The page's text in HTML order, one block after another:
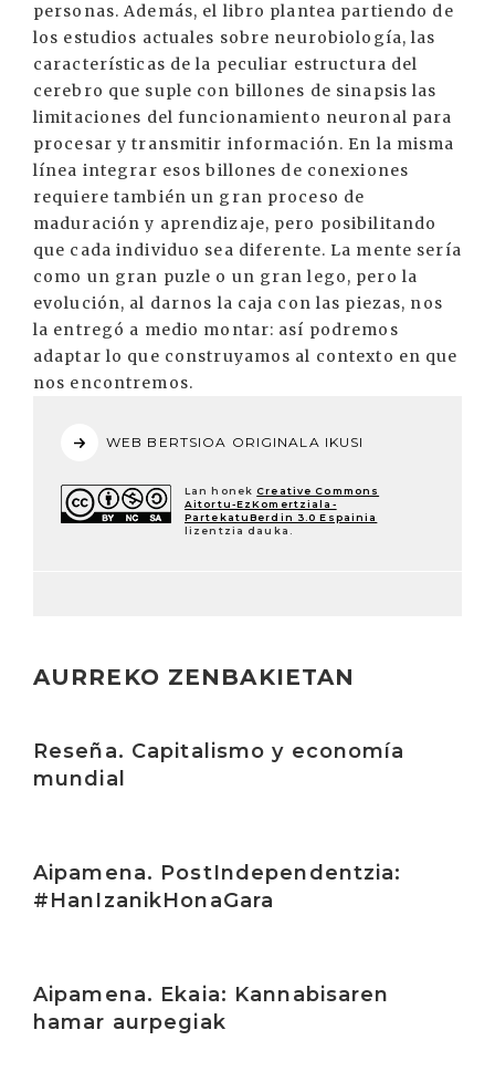
personas. Además, el libro plantea partiendo de
los estudios actuales sobre neurobiología, las
características de la peculiar estructura del
cerebro que suple con billones de sinapsis las
limitaciones del funcionamiento neuronal para
procesar y transmitir información. En la misma
línea integrar esos billones de conexiones
requiere también un gran proceso de
maduración y aprendizaje, pero posibilitando
que cada individuo sea diferente. La mente sería
como un gran puzle o un gran lego, pero la
evolución, al darnos la caja con las piezas, nos
la entregó a medio montar: así podremos
adaptar lo que construyamos al contexto en que
nos encontremos.
WEB BERTSIOA ORIGINALA IKUSI
Lan honek Creative Commons
Aitortu-EzKomertziala-
PartekatuBerdin 3.0 Espainia
lizentzia dauka.
AURREKO ZENBAKIETAN
Reseña. Capitalismo y economía
mundial
Aipamena. PostIndependentzia:
#HanIzanikHonaGara
Aipamena. Ekaia: Kannabisaren
hamar aurpegiak